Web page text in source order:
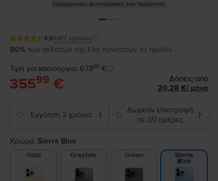
Πραγματικές φωτογραφίες του προϊόντος
4.84417 κριτικές
90% των πελατών της Flip συνιστούν το προϊόν
Τιμή για καινούργιο: 67300 €
35599 €
Δόσεις από
20,28 €/ μήνα
Εγγύηση 2 χρόνια ❯
Δωρεάν επιστροφή
σε 30 ημέρες
❯
Χρώμα: Sierra Blue
Gold Graphite Green Sierra
Blue